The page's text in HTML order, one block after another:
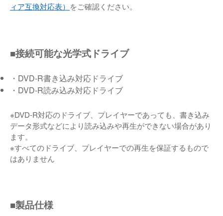
ィア互換対応表） をご確認ください。
■接続可能な光学式ドライブ
・DVD-R書き込み対応ドライブ
・DVD-R読み込み対応ドライブ
※DVD-R対応のドライブ、プレイヤーであっても、書き込み
データ形式などにより読み込みや再生ができない場合があり
ます。
※すべてのドライブ、プレイヤーでの再生を保証するもので
はありません
■製品仕様